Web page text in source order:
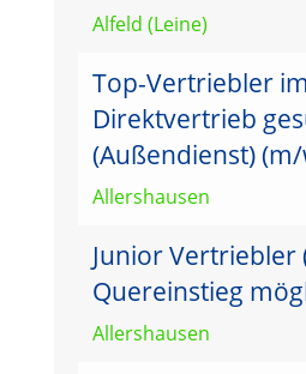
Alfeld (Leine)
Top-Vertriebler im
Direktvertrieb
(Außendienst)
Allershausen
Junior Vertriebler
Quereinstieg
Allershausen